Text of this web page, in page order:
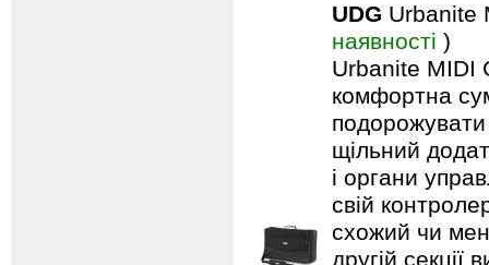
UDG Urbanite
наявності )
Urbanite MIDI
комфортна
щільний
і органи
свій
схожий чи